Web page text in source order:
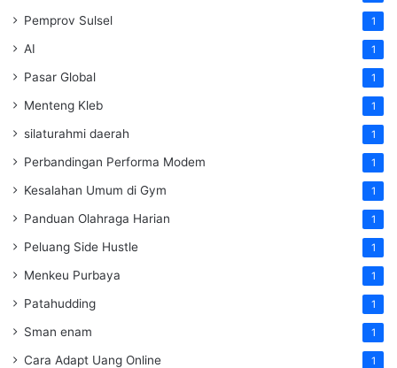
Pemprov Sulsel 1
AI 1
Pasar Global 1
Menteng Kleb 1
silaturahmi daerah 1
Perbandingan Performa Modem 1
Kesalahan Umum di Gym 1
Panduan Olahraga Harian 1
Peluang Side Hustle 1
Menkeu Purbaya 1
Patahudding 1
Sman enam 1
Cara Adapt Uang Online 1